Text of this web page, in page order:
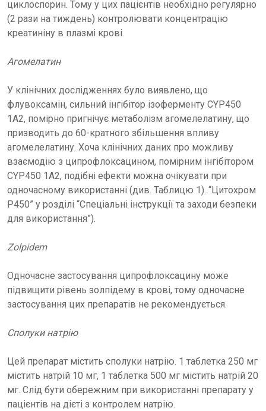
циклоспорин. Тому у цих пацієнтів необхідно регулярно
(2 рази на тиждень) контролювати концентрацію
креатиніну в плазмі крові.
Агомелатин
У клінічних дослідженнях було виявлено, що
флувоксамін, сильний інгібітор ізоферменту CYP450
1A2, помірно пригнічує метаболізм агомелелатину, що
призводить до 60-кратного збільшення впливу
агомелелатину. Хоча клінічних даних про можливу
взаємодію з ципрофлоксацином, помірним інгібітором
CYP450 1A2, подібні ефекти можна очікувати при
одночасному використанні (див. Таблицю 1). “Цитохром
P450” у розділі “Спеціальні інструкції та заходи безпеки
для використання”).
Zolpidem
Одночасне застосування ципрофлоксацину може
підвищити рівень золпідему в крові, тому одночасне
застосування цих препаратів не рекомендується.
Сполуки натрію
Цей препарат містить сполуки натрію. 1 таблетка 250 мг
містить натрій 10 мг, 1 таблетка 500 мг містить натрій 20
мг. Слід бути обережним при використанні препарату у
пацієнтів на дієті з контролем натрію.